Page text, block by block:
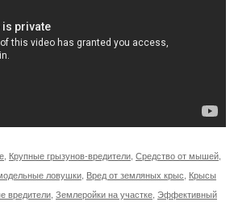
Крупные грызунов-вредители Средство от мышей
ловушки Вред от земляных крыс Крысы
вредители Землеройки на участке Эффективный